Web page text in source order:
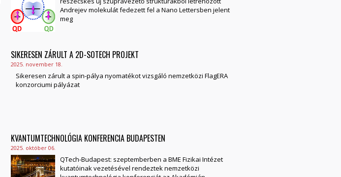
Andrejev molekulát fedezett fel a Nano Lettersben jelent
meg
SIKERESEN ZÁRULT A 2D-SOTECH PROJEKT
2025. november 18.
Sikeresen zárult a spin-pálya nyomatékot vizsgáló nemzetközi FlagERA
konzorciumi pályázat
KVANTUMTECHNOLÓGIA KONFERENCIA BUDAPESTEN
2025. október 06.
QTech-Budapest: szeptemberben a BME Fizikai Intézet
kutatóinak vezetésével rendeztek nemzetközi